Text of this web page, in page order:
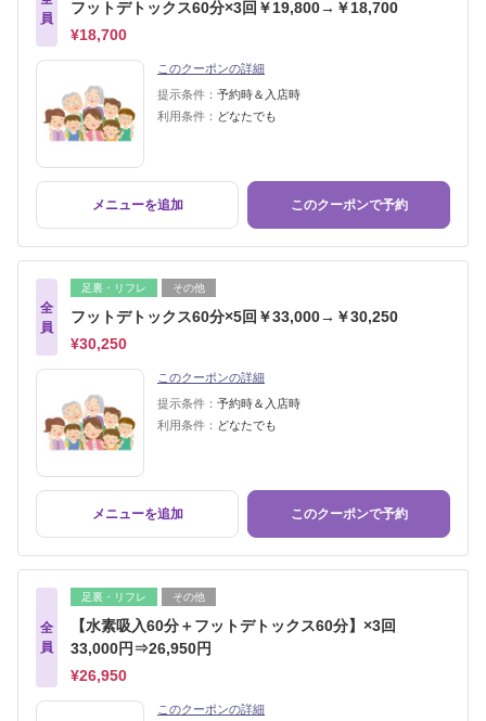
員
フットデトックス60分×3回￥19,800→￥18,700
¥18,700
このクーポンの詳細
提示条件： 予約時＆入店時
利用条件： どなたでも
メニューを追加 このクーポンで予約
全
員
足裏・リフレ その他
フットデトックス60分×5回￥33,000→￥30,250
¥30,250
このクーポンの詳細
提示条件： 予約時＆入店時
利用条件： どなたでも
メニューを追加 このクーポンで予約
全
員
足裏・リフレ その他
【水素吸入60分＋フットデトックス60分】×3回
33,000円⇒26,950円
¥26,950
このクーポンの詳細